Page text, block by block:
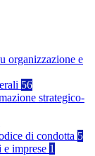
organizzazione e
56
strategico-
di condotta 5
imprese 1